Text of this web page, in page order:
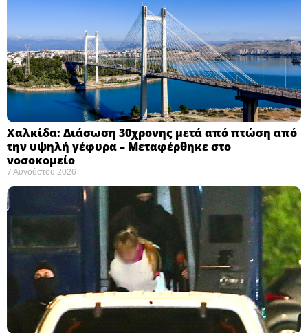
Χαλκίδα: Διάσωση 30χρονης μετά από πτώση από
την υψηλή γέφυρα – Μεταφέρθηκε στο
νοσοκομείο ​
7 Αυγούστου 2026